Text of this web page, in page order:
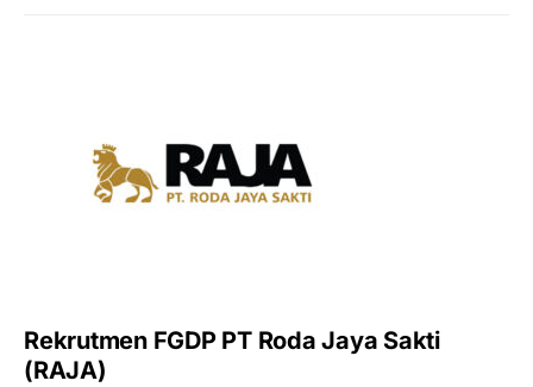
Rekrutmen FGDP PT Roda Jaya Sakti
(RAJA)